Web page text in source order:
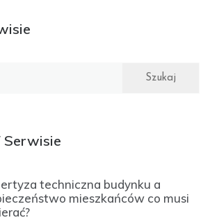
Serwisie
techniczna budynku a
mieszkańców co musi